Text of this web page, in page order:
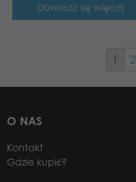
Dowiedz się więcej
1 2
O NAS
Kontakt
Gdzie kupić?